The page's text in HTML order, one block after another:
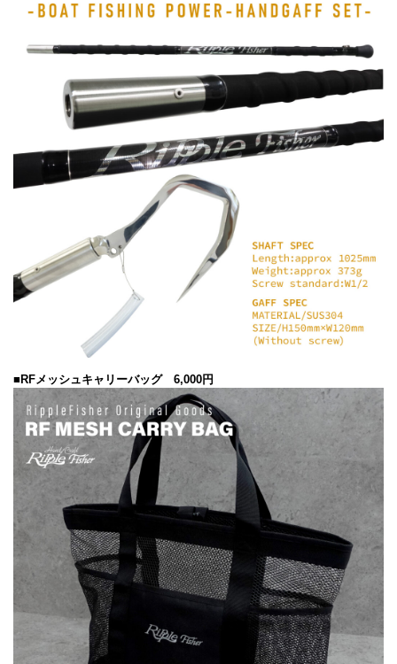
■RFメッシュキャリーバッグ 6,000円